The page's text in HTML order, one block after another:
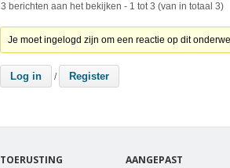
3 berichten aan het bekijken - 1 tot 3 (van in totaal 3)
Je moet ingelogd zijn om een reactie op dit
Log in / Register
TOERUSTING AANGEPAST